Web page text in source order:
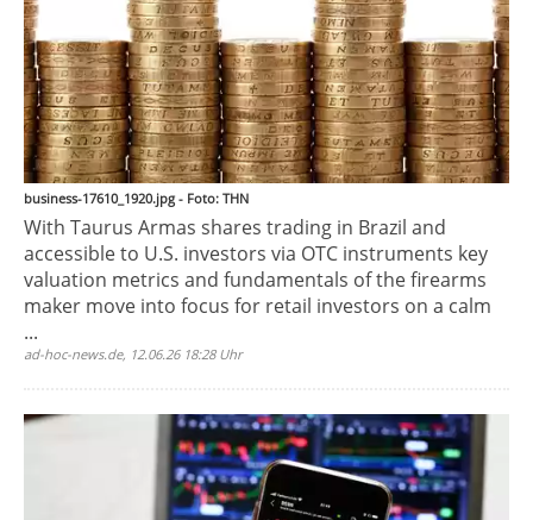
business-17610_1920.jpg - Foto: THN
With Taurus Armas shares trading in Brazil and
accessible to U.S. investors via OTC instruments key
valuation metrics and fundamentals of the firearms
maker move into focus for retail investors on a calm
...
ad-hoc-news.de, 12.06.26 18:28 Uhr